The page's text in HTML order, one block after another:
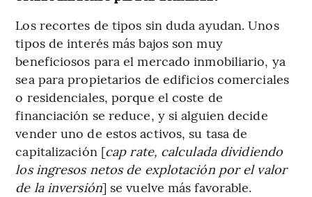
Los recortes de tipos sin duda ayudan. Unos
tipos de interés más bajos son muy
beneficiosos para el mercado inmobiliario, ya
sea para propietarios de edificios comerciales
o residenciales, porque el coste de
financiación se reduce, y si alguien decide
vender uno de estos activos, su tasa de
capitalización [cap rate, calculada dividiendo
los ingresos netos de explotación por el valor
de la inversión] se vuelve más favorable.